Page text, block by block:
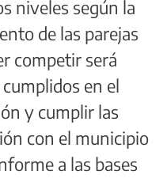
niveles según la
de las parejas
competir será
en el
y cumplir las
con el municipio
a las bases